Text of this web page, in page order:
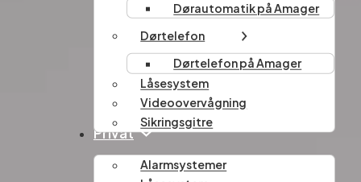
Dørautomatik på Amager
Dørtelefon
Dørtelefon på Amager
Låsesystem
Videoovervågning
Sikringsgitre
Privat
Alarmsystemer